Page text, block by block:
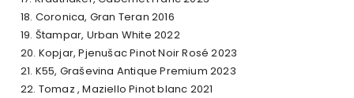
18. Coronica, Gran Teran 2016
19. Štampar, Urban White 2022
20. Kopjar, Pjenušac Pinot Noir Rosé 2023
21. K55, Graševina Antique Premium 2023
22. Tomaz , Maziello Pinot blanc 2021